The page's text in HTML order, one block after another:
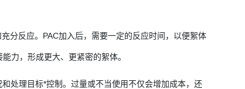
分反应。PAC加入后，需要一定的反应时间，以便絮体
力，形成更大、更紧密的絮体。
处理目标*控制。过量或不当使用不仅会增加成本，还